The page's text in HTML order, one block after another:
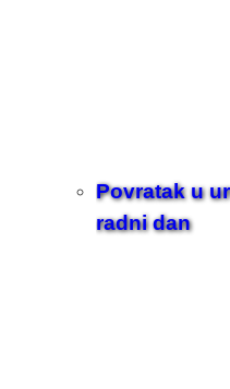
Povratak u
radni dan